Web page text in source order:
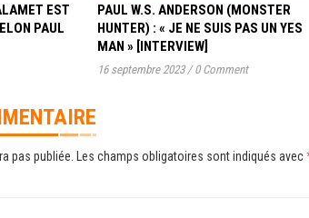
EST
PAUL
PAUL W.S. ANDERSON (MONSTER
HUNTER) : « JE NE SUIS PAS UN YES
MAN » [INTERVIEW]
16 septembre 2023 / 0 Comment
pas publiée. Les champs obligatoires sont indiqués avec